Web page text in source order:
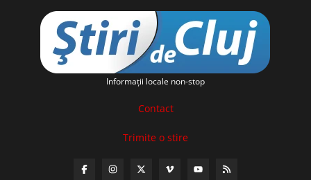
Informaţii locale non-stop
Contact
Trimite o stire